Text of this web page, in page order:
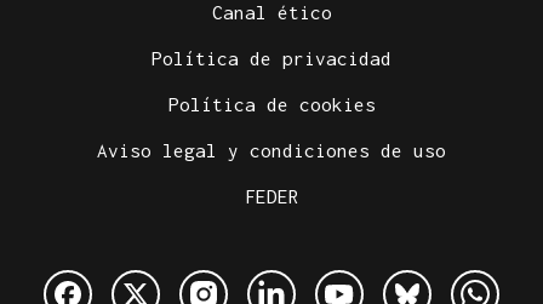
Canal ético
Política de privacidad
Política de cookies
Aviso legal y condiciones de uso
FEDER